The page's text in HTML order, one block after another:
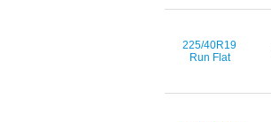
225/40R19
Run Flat